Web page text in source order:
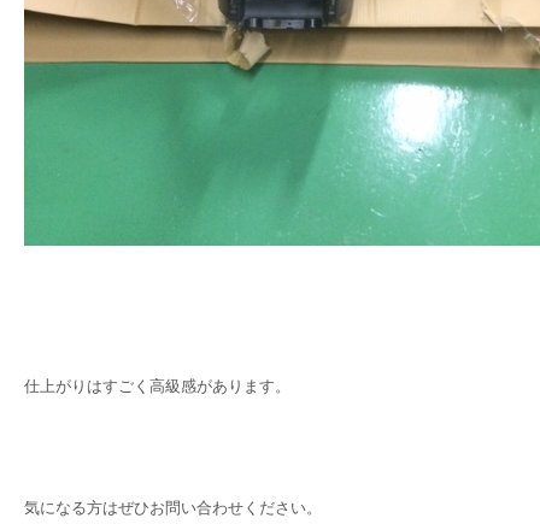
仕上がりはすごく高級感があります。
気になる方はぜひお問い合わせください。